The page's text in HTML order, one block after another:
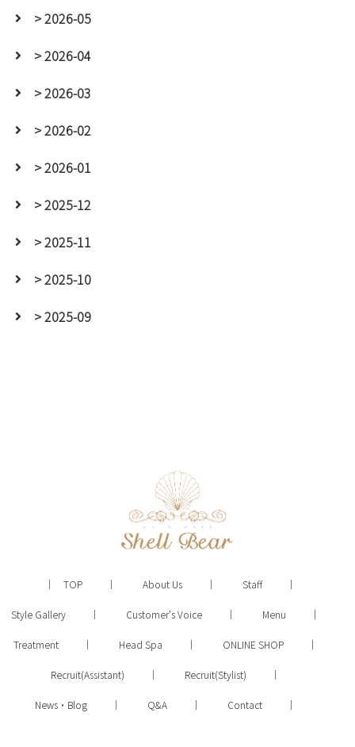
> 2026-05
> 2026-04
> 2026-03
> 2026-02
> 2026-01
> 2025-12
> 2025-11
> 2025-10
> 2025-09
TOP About Us Staff
Style Gallery Customer's Voice Menu
Treatment Head Spa ONLINE SHOP
Recruit(Assistant) Recruit(Stylist)
News・Blog Q&A Contact